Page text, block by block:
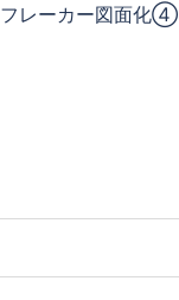
フレーカー図面化④